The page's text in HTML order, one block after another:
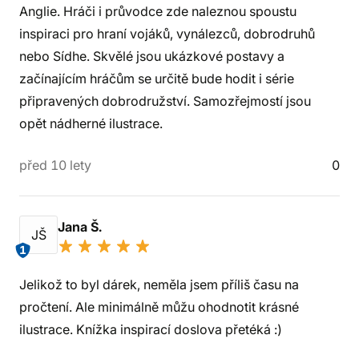
Anglie. Hráči i průvodce zde naleznou spoustu
inspiraci pro hraní vojáků, vynálezců, dobrodruhů
nebo Sídhe. Skvělé jsou ukázkové postavy a
začínajícím hráčům se určitě bude hodit i série
připravených dobrodružství. Samozřejmostí jsou
opět nádherné ilustrace.
před 10 lety 0
JŠ
1
Jana Š.
Jelikož to byl dárek, neměla jsem příliš času na
pročtení. Ale minimálně můžu ohodnotit krásné
ilustrace. Knížka inspirací doslova přetéká :)